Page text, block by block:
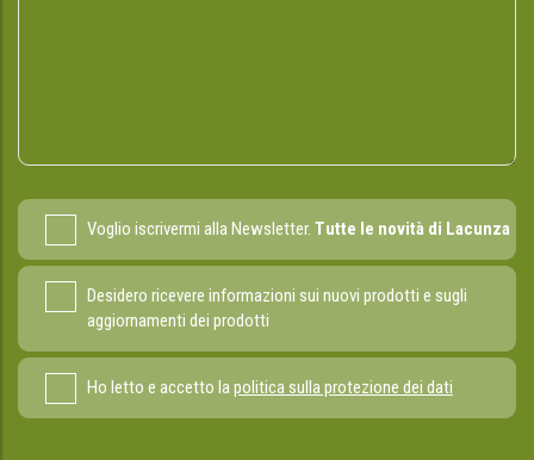
Voglio iscrivermi alla Newsletter. Tutte le novità di Lacunza
Desidero ricevere informazioni sui nuovi prodotti e sugli
aggiornamenti dei prodotti
Ho letto e accetto lapolitica sulla protezione dei dati